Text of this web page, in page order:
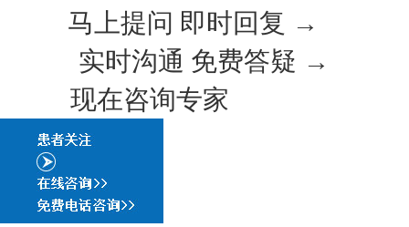
马上提问 即时回复 →
实时沟通 免费答疑 →
现在咨询专家